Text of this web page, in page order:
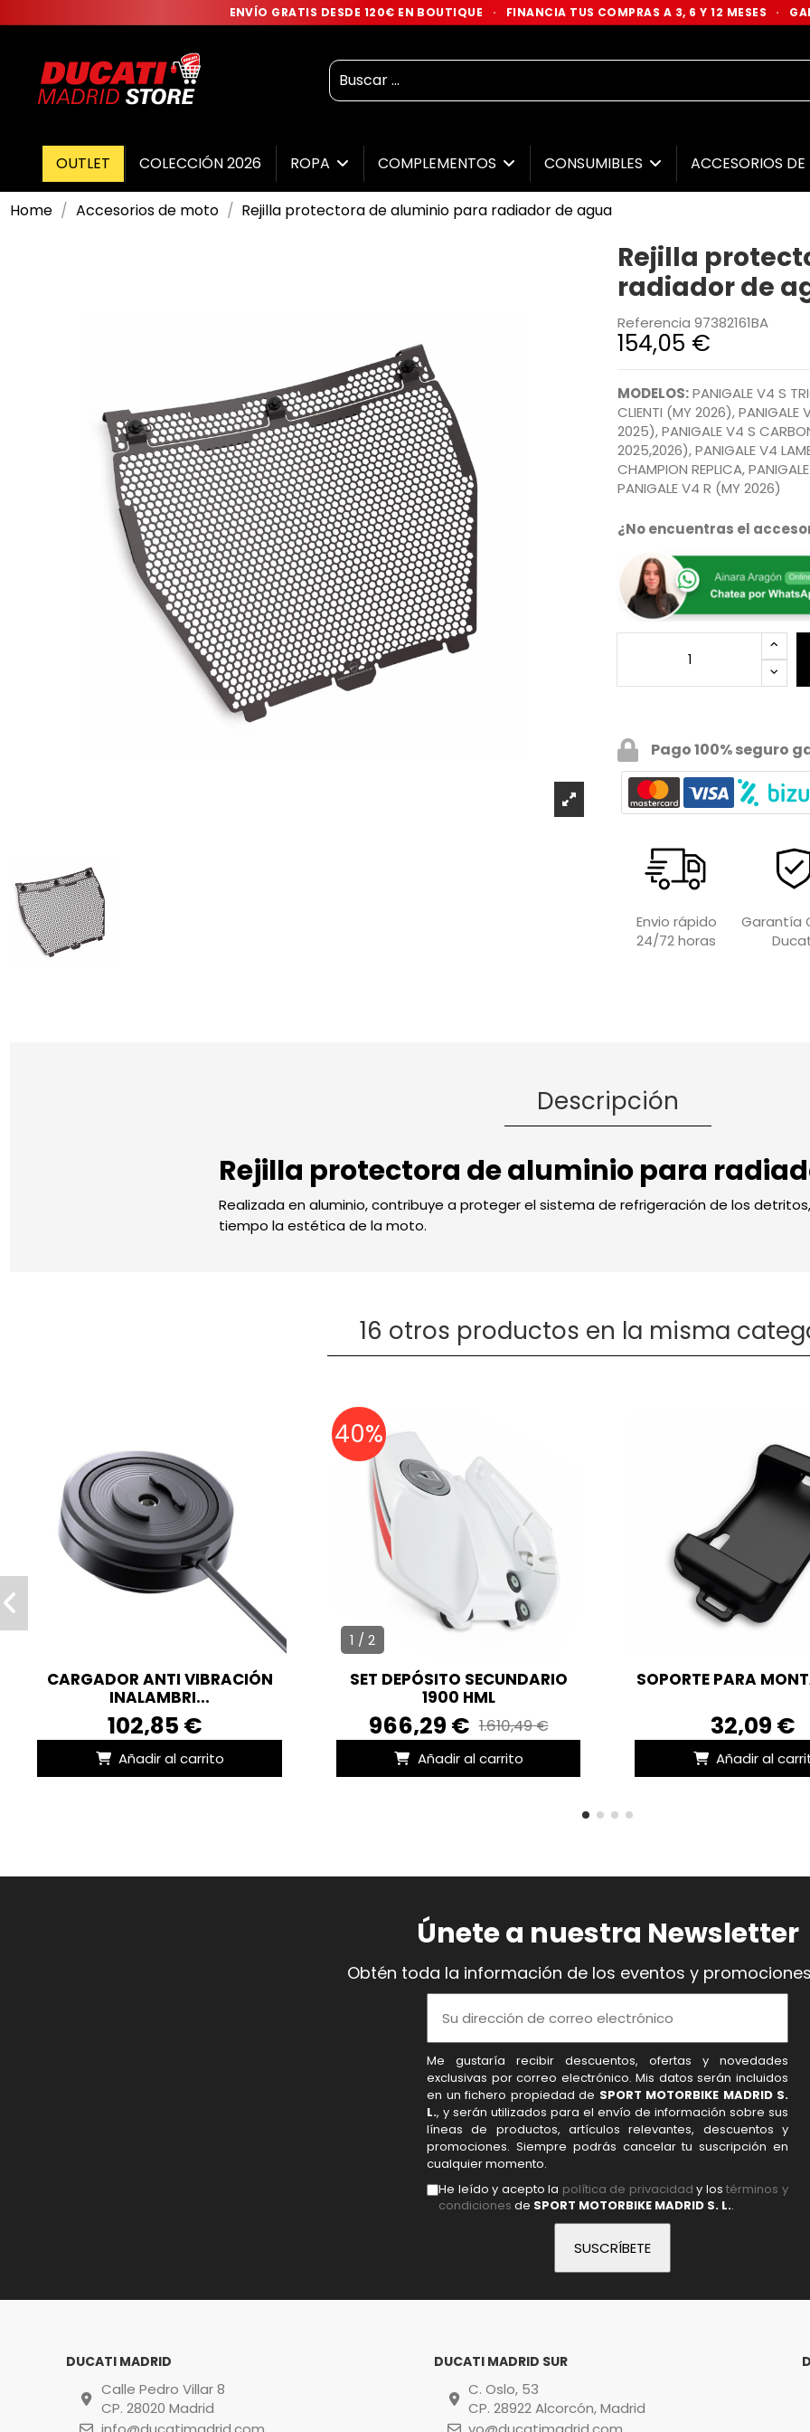
ENVÍO GRATIS DESDE 120€ EN BOUTIQUE · FINANCIA TUS COMPRAS A 3, 6 Y 12 MESES ·
OUTLET COLECCIÓN 2026 ROPA COMPLEMENTOS CONSUMIBLES ACCESORIOS
Home Accesorios de moto Rejilla protectora de aluminio para radiador de agua
Rejilla
radiador de
Referencia 97382161BA
154,05 €
MODELOS:PANIGALE V4 S
CLIENTI (MY 2026),
2025), PANIGALE V4 S
2025,2026), PANIGALE V4
CHAMPION REPLICA,
PANIGALE V4 R (MY 2026)
¿No encuentras el
Pago 100% seguro
Envio rápido
24/72 horas
Garantía
Descripción
Rejilla protectora de aluminio para
Realizada en aluminio, contribuye a proteger el sistema de refrigeración de los
tiempo la estética de la moto.
16 otros productos en la misma
CARGADOR ANTI VIBRACIÓN
INALAMBRI...
102,85 €
Añadir al carrito
1 / 2
SET DEPÓSITO SECUNDARIO
1900 HML
966,29 € 1.610,49 €
Añadir al carrito
40%
SOPORTE PARA
32,09 €
Añadir al
Únete a nuestra Newsletter
Obtén toda la información de los eventos y
Me gustaría recibir descuentos, ofertas y novedades
exclusivas por correo electrónico. Mis datos serán incluidos
en un fichero propiedad de SPORT MOTORBIKE MADRID S.
L., y serán utilizados para el envío de información sobre sus
líneas de productos, artículos relevantes, descuentos y
promociones. Siempre podrás cancelar tu suscripción en
cualquier momento.
He leído y acepto la política de privacidad y lostérminos y
condiciones de SPORT MOTORBIKE MADRID S. L..
DUCATI MADRID
Calle Pedro Villar 8
CP. 28020 Madrid
DUCATI MADRID SUR
C. Oslo, 53
CP. 28922 Alcorcón, Madrid